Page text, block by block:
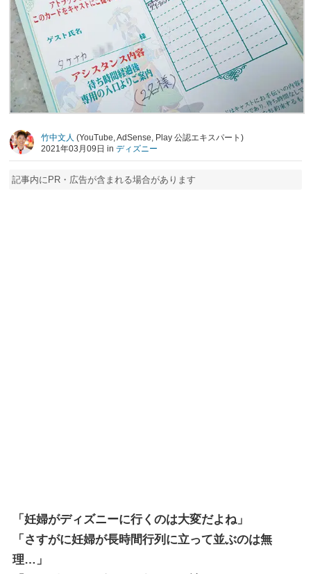
竹中文人 (YouTube, AdSense, Play 公認エキスパート)
2021年03月09日 in ディズニー
記事内にPR・広告が含まれる場合があります
「妊婦がディズニーに行くのは大変だよね」
「さすがに妊婦が長時間行列に立って並ぶのは無
理…」